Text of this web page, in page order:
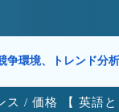
争環境、トレンド分
ス / 価格 【 英語と